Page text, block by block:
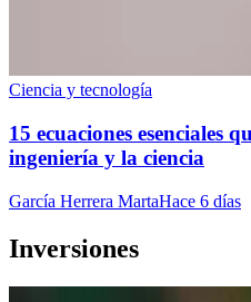
Ciencia y tecnología
15 ecuaciones esenciales
ingeniería y la ciencia
García Herrera MartaHace 6 días
Inversiones